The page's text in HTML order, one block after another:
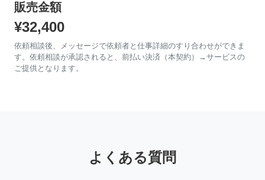
販売金額
¥32,400
依頼相談後、メッセージで依頼者と仕事詳細のすり合わせができま
す。依頼相談が承認されると、前払い決済（本契約）→サービスの
ご提供となります。
よくある質問